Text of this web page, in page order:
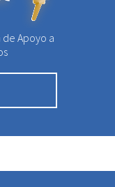
Apoyo a